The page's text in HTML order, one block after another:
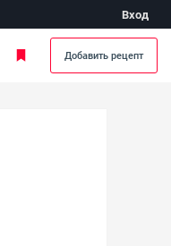
Вход
Добавить рецепт